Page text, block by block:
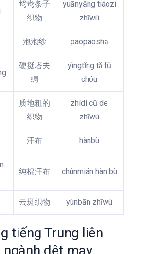
鸳鸯条子
织物
yuānyāng tiáozi
zhīwù
泡泡纱 pàopaoshā
硬挺塔夫
绸
yìngtǐng tǎ fū
chóu
质地粗的
织物
zhídì cū de
zhīwù
汗布 hànbù
纯棉汗布 chúnmián hàn bù
云斑织物 yúnbān zhīwù
tiếng Trung liên
ngành dệt may